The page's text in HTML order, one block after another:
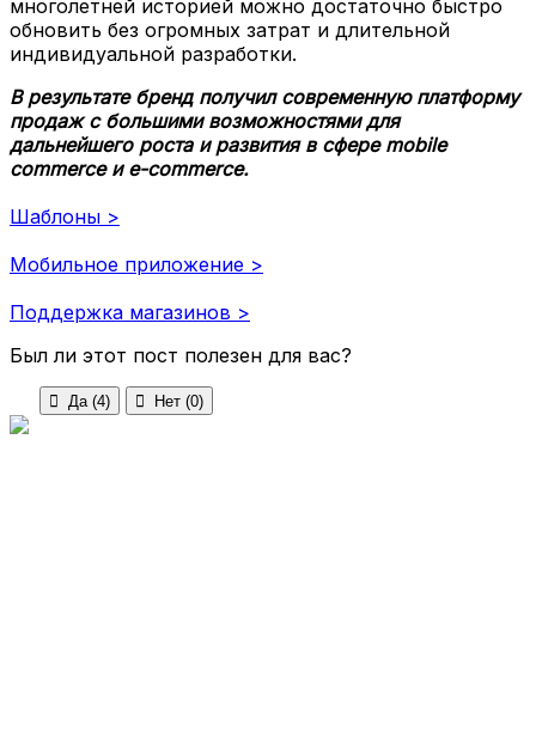
многолетней историей можно достаточно быстро
обновить без огромных затрат и длительной
индивидуальной разработки.
В результате бренд получил современную платформу
продаж с большими возможностями для
дальнейшего роста и развития в сфере mobile
commerce и e-commerce.
Шаблоны >
Мобильное приложение >
Поддержка магазинов >
Был ли этот пост полезен для вас?
 Да (4)  Нет (0)